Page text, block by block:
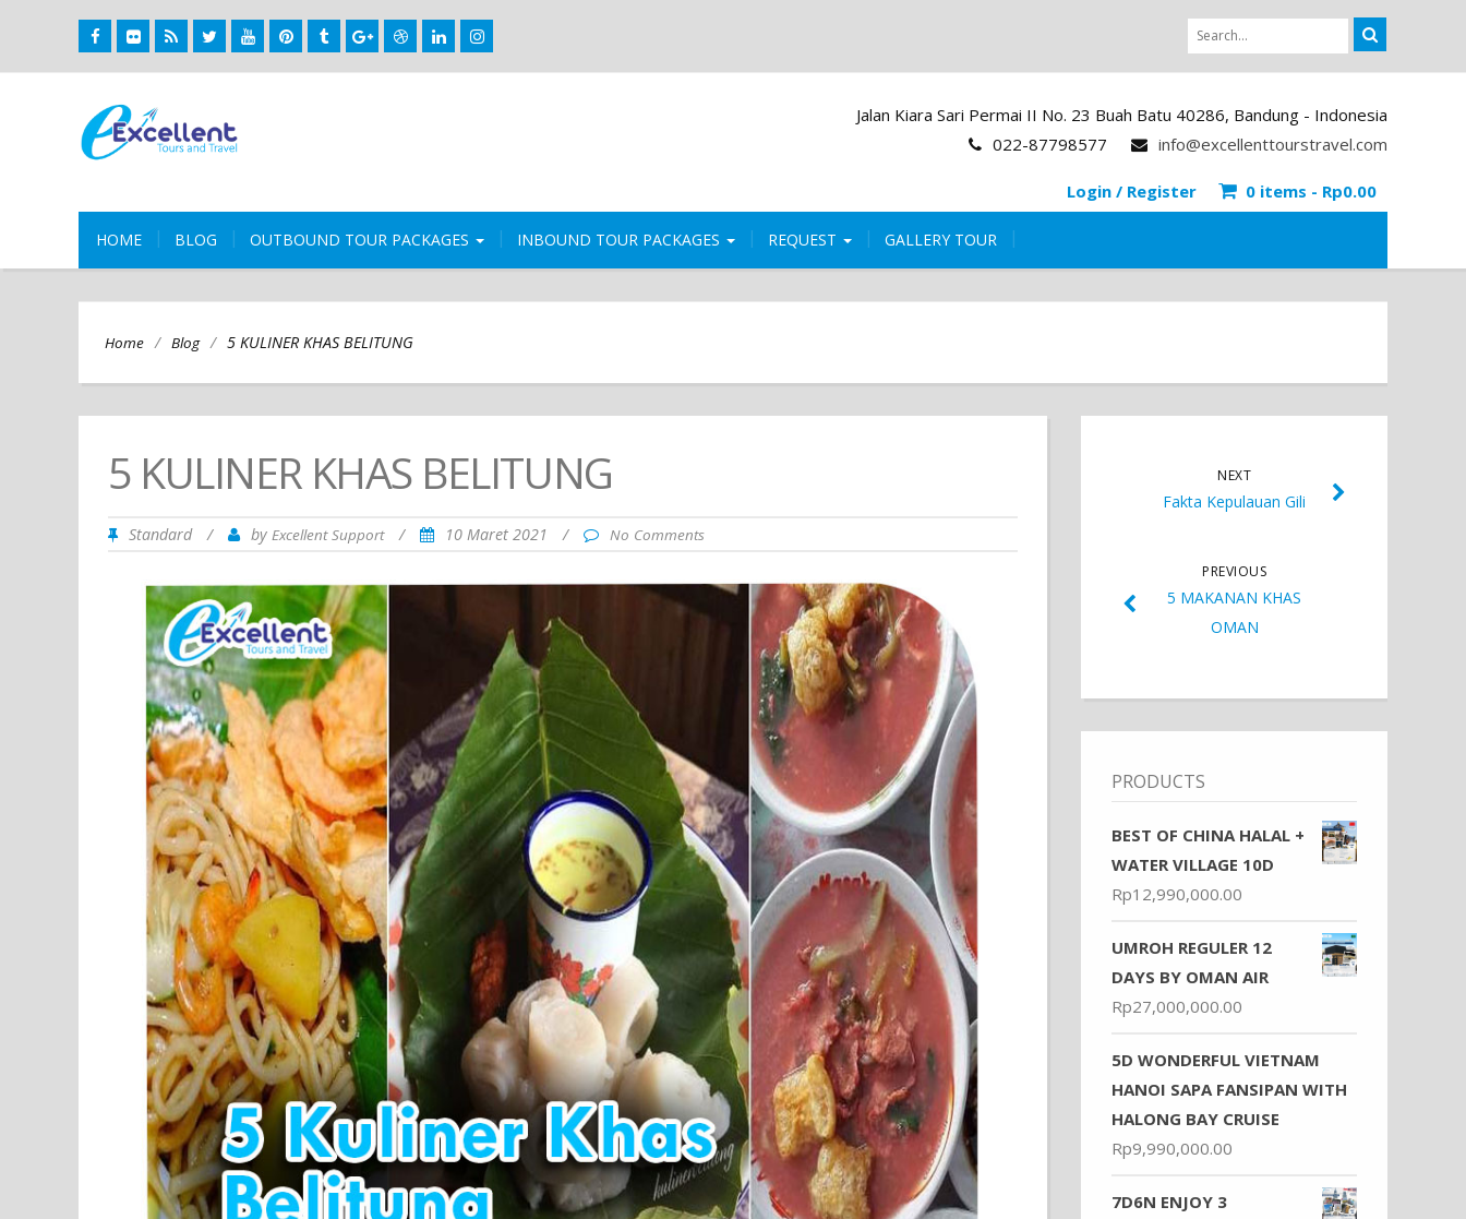
Jalan Kiara Sari Permai II No. 23 Buah Batu 40286, Bandung - Indonesia
022-87798577
info@excellenttourstravel.com
0 items - Rp0.00
Login / Register
HOME BLOG OUTBOUND TOUR PACKAGES INBOUND TOUR PACKAGES REQUEST GALLERY TOUR
Home / Blog / 5 KULINER KHAS BELITUNG
5 KULINER KHAS BELITUNG
Standard / by Excellent Support / 10 Maret 2021 / No Comments
NEXT
Fakta Kepulauan Gili
PREVIOUS
5 MAKANAN KHAS
OMAN
PRODUCTS
BEST OF CHINA HALAL +
WATER VILLAGE 10D
Rp12,990,000.00
UMROH REGULER 12
DAYS BY OMAN AIR
Rp27,000,000.00
5D WONDERFUL VIETNAM
HANOI SAPA FANSIPAN WITH
HALONG BAY CRUISE
Rp9,990,000.00
7D6N ENJOY 3